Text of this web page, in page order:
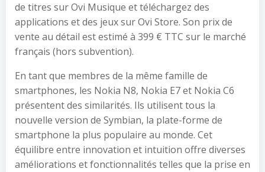
de titres sur Ovi Musique et téléchargez des
applications et des jeux sur Ovi Store. Son prix de
vente au détail est estimé à 399 € TTC sur le marché
français (hors subvention).
En tant que membres de la même famille de
smartphones, les Nokia N8, Nokia E7 et Nokia C6
présentent des similarités. Ils utilisent tous la
nouvelle version de Symbian, la plate-forme de
smartphone la plus populaire au monde. Cet
équilibre entre innovation et intuition offre diverses
améliorations et fonctionnalités telles que la prise en